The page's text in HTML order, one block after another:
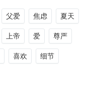
父爱 焦虑 夏天
上帝 爱 尊严
喜欢 细节